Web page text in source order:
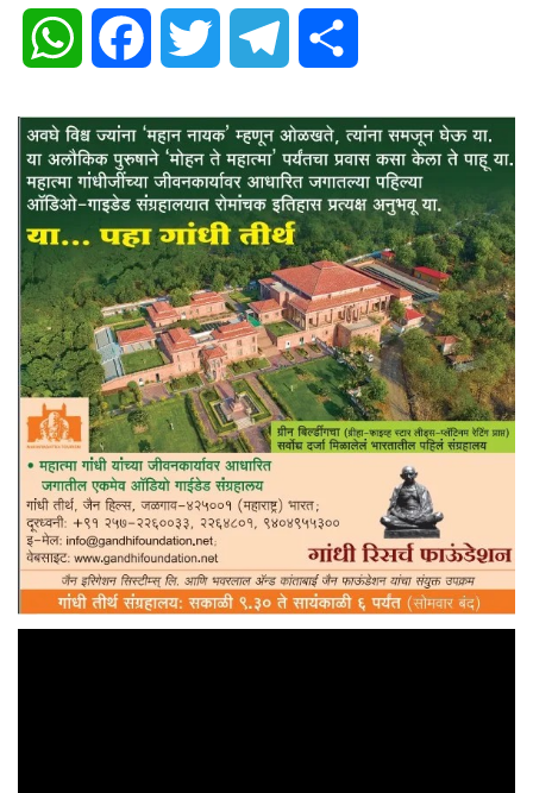
WhatsApp Facebook Twitter Telegram